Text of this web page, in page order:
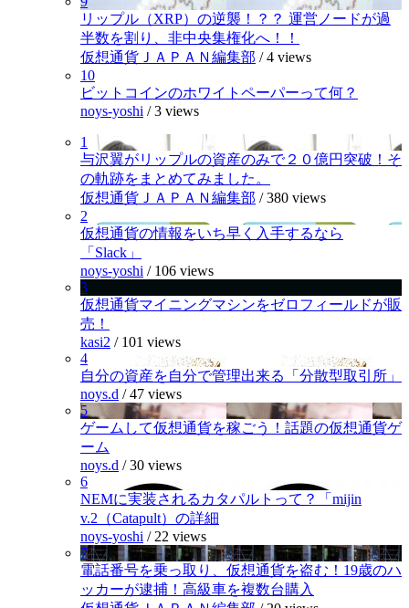
リップル（XRP）の逆襲！？？ 運営ノードが過
半数を割り、非中央集権化へ！！
仮想通貨ＪＡＰＡＮ編集部 /4 views
10
ビットコインのホワイトペーパーって何？
noys-yoshi /3 views
1
与沢翼がリップルの資産のみで２０億円突破！そ
の軌跡をまとめてみました。
仮想通貨ＪＡＰＡＮ編集部 /380 views
2
仮想通貨の情報をいち早く入手するなら
「Slack」
noys-yoshi / 106 views
3
仮想通貨マイニングマシンをゼロフィールドが販
売！
kasi2 / 101 views
4
自分の資産を自分で管理出来る「分散型取引所」
noys.d /47 views
5
ゲームして仮想通貨を稼ごう！話題の仮想通貨ゲ
ーム
noys.d /30 views
6
NEMに実装されるカタパルトって？「mijin
v.2（Catapult）の詳細
noys-yoshi / 22 views
7
電話番号を乗っ取り、仮想通貨を盗む！19歳のハ
ッカーが逮捕！高級車を複数台購入